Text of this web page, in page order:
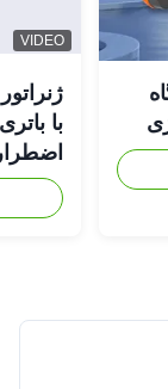
VIDEO